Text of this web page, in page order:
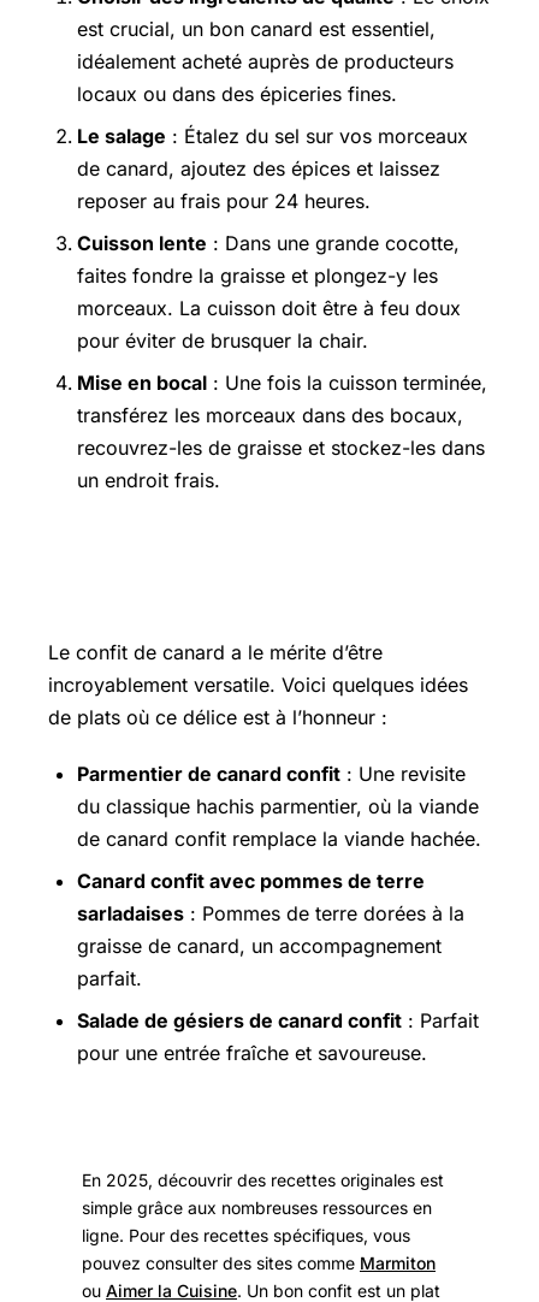
est crucial, un bon canard est essentiel,
idéalement acheté auprès de producteurs
locaux ou dans des épiceries fines.
Le salage : Étalez du sel sur vos morceaux
de canard, ajoutez des épices et laissez
reposer au frais pour 24 heures.
Cuisson lente : Dans une grande cocotte,
faites fondre la graisse et plongez-y les
morceaux. La cuisson doit être à feu doux
pour éviter de brusquer la chair.
Mise en bocal : Une fois la cuisson terminée,
transférez les morceaux dans des bocaux,
recouvrez-les de graisse et stockez-les dans
un endroit frais.
Le confit de canard a le mérite d’être
incroyablement versatile. Voici quelques idées
de plats où ce délice est à l’honneur :
Parmentier de canard confit : Une revisite
du classique hachis parmentier, où la viande
de canard confit remplace la viande hachée.
Canard confit avec pommes de terre
sarladaises : Pommes de terre dorées à la
graisse de canard, un accompagnement
parfait.
Salade de gésiers de canard confit : Parfait
pour une entrée fraîche et savoureuse.
En 2025, découvrir des recettes originales est
simple grâce aux nombreuses ressources en
ligne. Pour des recettes spécifiques, vous
pouvez consulter des sites comme Marmiton
ou Aimer la Cuisine. Un bon confit est un plat